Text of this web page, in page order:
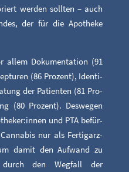
wer­den soll­ten – auch
der für die Apo­the­ke
allem Doku­men­ta­ti­on (91
(86 Pro­zent), Iden­ti­
der Pati­en­ten (81 Pro­
(80 Pro­zent). Des­we­gen
und PTA befür­
nur als Fer­tig­arz­
damit den Auf­wand zu
durch den Weg­fall der